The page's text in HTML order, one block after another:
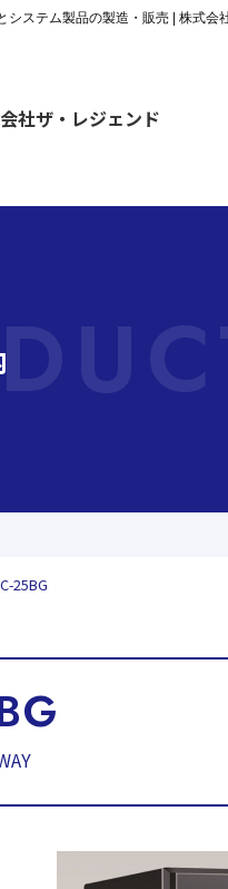
システム製品の製造・販売 | 株式会
社ザ・レジェンド
25BG